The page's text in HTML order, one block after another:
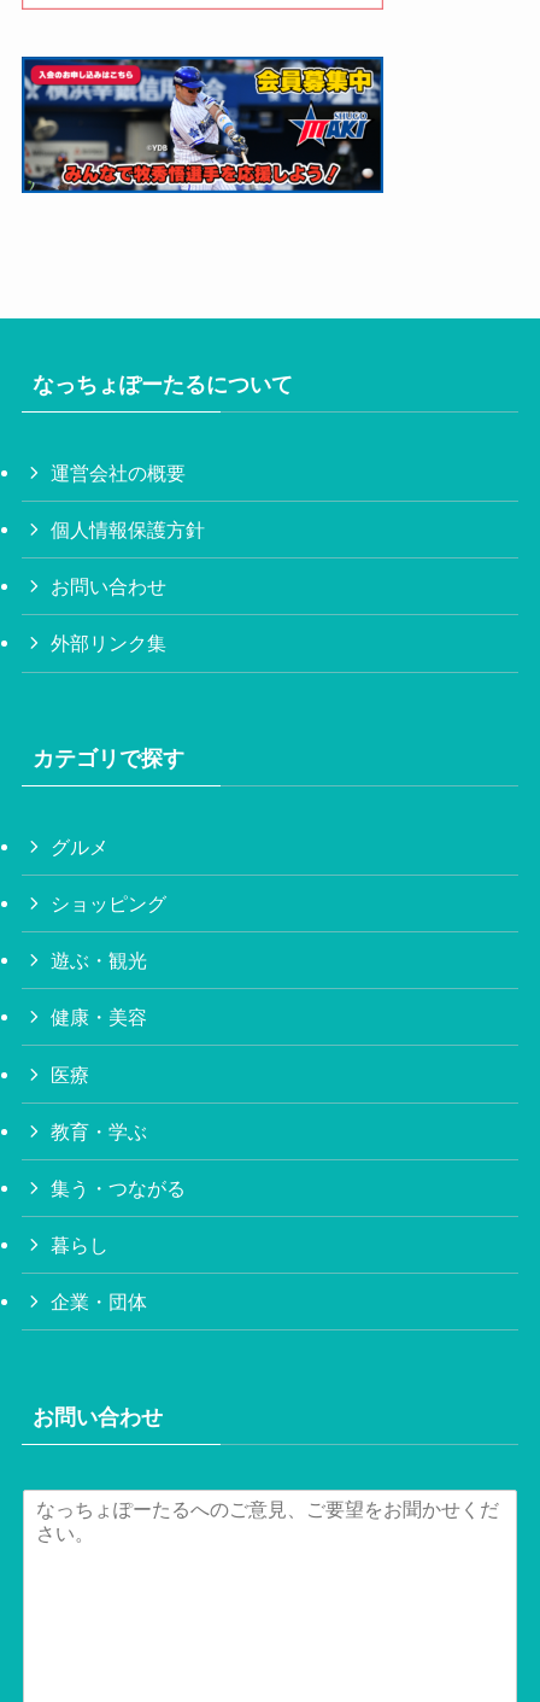
なっちょぽーたるについて
運営会社の概要
個人情報保護方針
お問い合わせ
外部リンク集
カテゴリで探す
グルメ
ショッピング
遊ぶ・観光
健康・美容
医療
教育・学ぶ
集う・つながる
暮らし
企業・団体
お問い合わせ